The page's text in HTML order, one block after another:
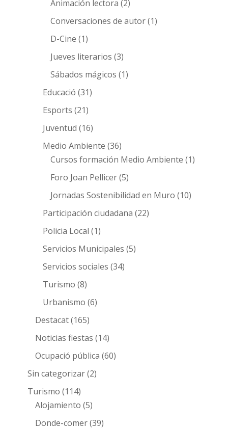
Animación lectora (2)
Conversaciones de autor(1)
D-Cine (1)
Jueves literarios (3)
Sábados mágicos (1)
Educació (31)
Esports (21)
Juventud (16)
Medio Ambiente (36)
Cursos formación Medio Ambiente (1)
Foro Joan Pellicer(5)
Jornadas Sostenibilidad en Muro (10)
Participación ciudadana (22)
Policia Local (1)
Servicios Municipales (5)
Servicios sociales (34)
Turismo (8)
Urbanismo (6)
Destacat(165)
Noticias fiestas (14)
Ocupació pública (60)
Sin categorizar(2)
Turismo (114)
Alojamiento (5)
Donde-comer(39)